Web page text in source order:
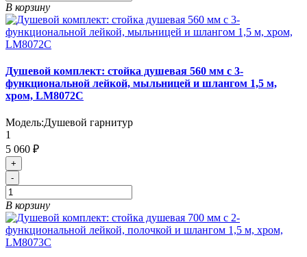
В корзину
Душевой комплект: стойка душевая 560 мм с 3-
функциональной лейкой, мыльницей и шлангом 1,5 м,
хром, LM8072C
Модель:Душевой гарнитур
1
5 060 ₽
+
-
В корзину